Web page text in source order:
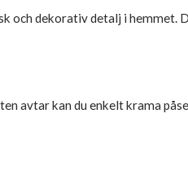
dekorativ detalj i hemmet.
avtar kan du enkelt krama